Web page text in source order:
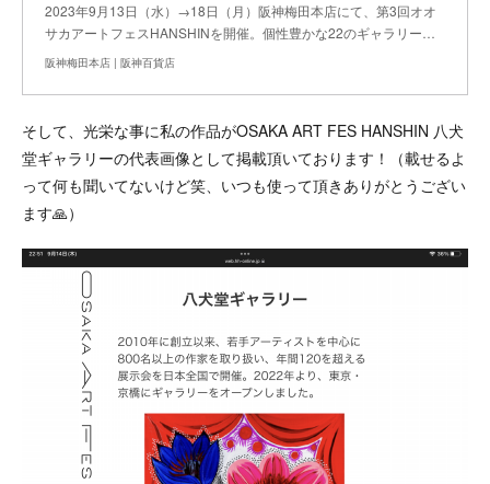
2023年9月13日（水）→18日（月）阪神梅田本店にて、第3回オオ
サカアートフェスHANSHINを開催。個性豊かな22のギャラリー…
阪神梅田本店 | 阪神百貨店
そして、光栄な事に私の作品がOSAKA ART FES HANSHIN 八犬
堂ギャラリーの代表画像として掲載頂いております！（載せるよ
って何も聞いてないけど笑、いつも使って頂きありがとうござい
ます🙏）